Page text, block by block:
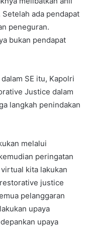
Setelah ada pendapat
peneguran.
bukan pendapat
SE itu, Kapolri
Justice dalam
langkah penindakan
melalui
peringatan
kita lakukan
justice
pelanggaran
upaya
upaya